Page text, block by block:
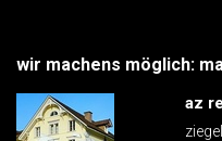
wir machens möglich:
az